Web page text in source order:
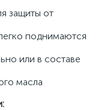
защиты от
поднимаются
или в составе
масла